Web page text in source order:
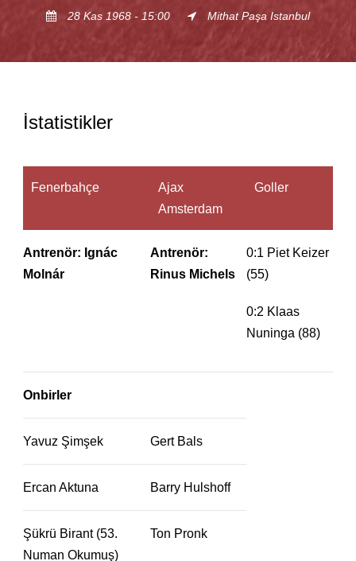
28 Kas 1968 - 15:00 Mithat Paşa Istanbul
İstatistikler
Fenerbahçe
Ajax
Amsterdam
Goller
Antrenör: Ignác
Molnár
Antrenör:
Rinus Michels
0:1 Piet Keizer
(55)
0:2 Klaas
Nuninga (88)
Onbirler
Yavuz Şimşek Gert Bals
Ercan Aktuna Barry Hulshoff
Şükrü Birant (53.
Numan Okumuş)
Ton Pronk